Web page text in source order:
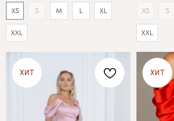
XS
S M L XL
XXL
XS
S
XXL
ХИТ ХИТ